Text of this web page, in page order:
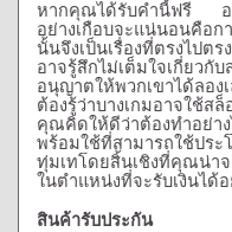
หากคุณได้รับคำนี้ฟรี
อย่างเกือบจะแน่นอนคือ
นั้นจึงเป็นเรื่องที่ตรงไปต
อาจรู้สึกไม่เต็มใจเกี่ยวกั
อนุญาตให้พวกเขาได้ลอง
ต้องรู้ว่าบางเกมอาจใช้ส
คุณคิดให้ดีว่าต้องทำอย่าง
พร้อมใช้ที่สามารถใช้ประ
ทุ่มเทโดยสิ้นเชิงที่คุณน่า
ในตำแหน่งที่จะรับเงินได้
สินค้ารับประกัน